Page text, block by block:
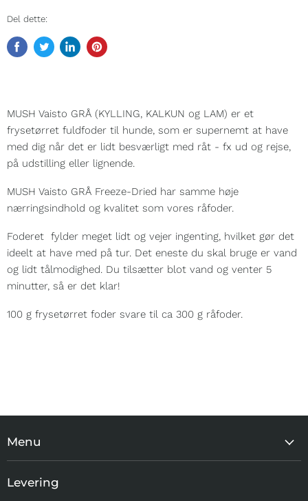
Del dette:
Del
Tweet
Del
Pin
MUSH Vaisto GRÅ (KYLLING, KALKUN og LAM) er et
frysetørret fuldfoder til hunde, som er supernemt at have
med dig når det er lidt besværligt med råt - fx ud og rejse,
på udstilling eller lignende.
MUSH Vaisto GRÅ Freeze-Dried har samme høje
nærringsindhold og kvalitet som vores råfoder.
Foderet fylder meget lidt og vejer ingenting, hvilket gør det
ideelt at have med på tur. Det eneste du skal bruge er vand
og lidt tålmodighed. Du tilsætter blot vand og venter 5
minutter, så er det klar!
100 g frysetørret foder svare til ca 300 g råfoder.
Menu
TIL HJEMMET
Levering